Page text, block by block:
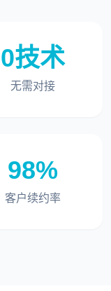
0技术
无需对接
98%
客户续约率